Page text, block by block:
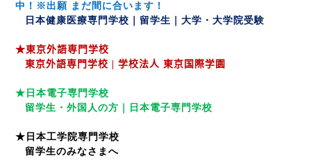
中！※出願 まだ間に合います！
日本健康医療専門学校｜留学生｜大学・大学院受験
★東京外語専門学校
東京外語専門学校
学校法人 東京国際学園
★日本電子専門学校
留学生・外国人の方｜日本電子専門学校
★日本工学院専門学校
留学生のみなさまへ